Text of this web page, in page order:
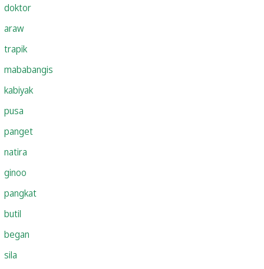
doktor
araw
trapik
mababangis
kabiyak
pusa
panget
natira
ginoo
pangkat
butil
began
sila